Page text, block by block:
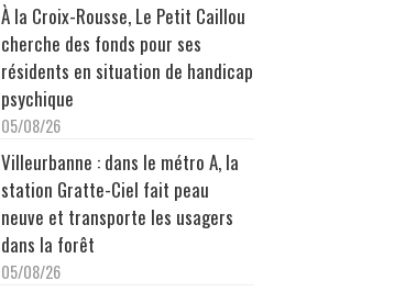
À la Croix-Rousse, Le Petit Caillou
cherche des fonds pour ses
résidents en situation de handicap
psychique
05/08/26
Villeurbanne : dans le métro A, la
station Gratte-Ciel fait peau
neuve et transporte les usagers
dans la forêt
05/08/26